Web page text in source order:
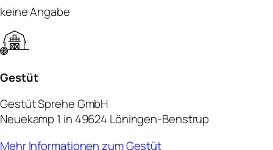
keine Angabe
Gestüt
Gestüt Sprehe GmbH
Neuekamp 1 in 49624 Löningen-Benstrup
Mehr Informationen zum Gestüt